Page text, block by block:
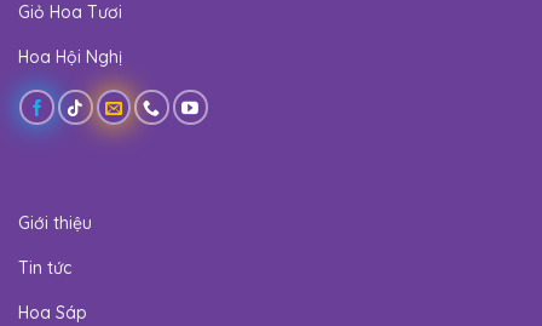
Giỏ Hoa Tươi
Hoa Hội Nghị
Giới thiệu
Tin tức
Hoa Sáp